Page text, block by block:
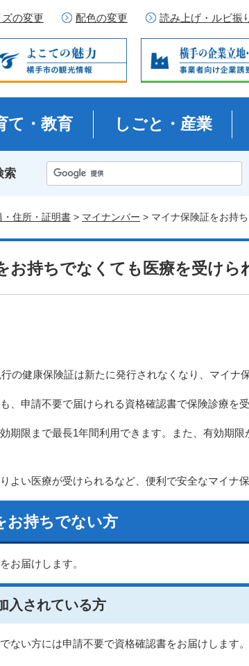
の変更 配色の変更 読み上げ・ルビ振
て・教育 しごと・産業
索
・住所・証明書 > マイナンバー > マイナ保険証をお持
お持ちでなくても医療を受けら
の健康保険証は新たに発行されなくなり、マイナ
、申請不要で届けられる資格確認書で保険診療を
期限まで最長1年間利用できます。また、有効期
よい医療が受けられるなど、便利で安全なマイナ
お持ちでない方
お届けします。
入されている方
ない方には申請不要で資格確認書をお届けします。